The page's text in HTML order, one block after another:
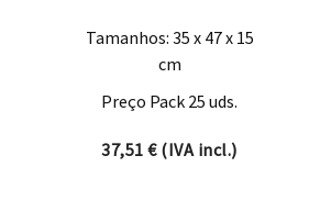
Tamanhos: 35 x 47 x 15
cm
Preço Pack 25 uds.
37,51€(IVA incl.)